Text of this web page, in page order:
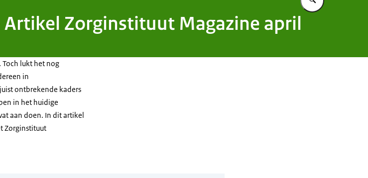
Zorginstituut Magazine april
lukt het nog
in
ontbrekende kaders
in het huidige
aan doen. In dit artikel
Zorginstituut